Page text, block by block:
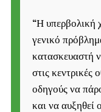
“Η υπερβολική
γενικό
κατασκευαστή
στις κεντρικές
οδηγούς να
και να αυξηθεί